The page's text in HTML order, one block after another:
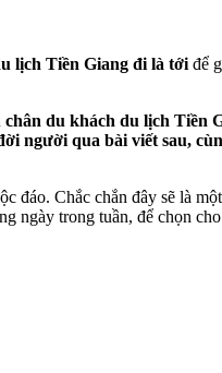
lịch Tiền Giang đi là tới để
du khách du lịch Tiền
người qua bài viết sau,
đáo. Chắc chắn đây sẽ là
ngày trong tuần, để chọn